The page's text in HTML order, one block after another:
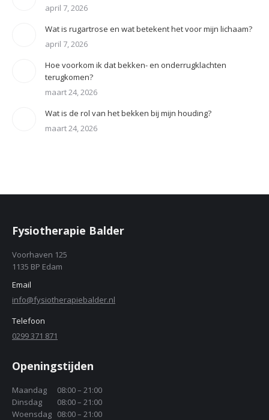
april 7, 2026
Wat is rugartrose en wat betekent het voor mijn lichaam?
april 7, 2026
Hoe voorkom ik dat bekken- en onderrugklachten
terugkomen?
maart 24, 2026
Wat is de rol van het bekken bij mijn houding?
maart 24, 2026
Fysiotherapie Balder
Voorhaven 125
1135 BP Edam
Email
info@fysiotherapiebalder.nl
Telefoon
0299 371 871
Openingstijden
Maandag
08:00 – 21:00
Dinsdag
08:00 – 21:00
Woensdag 08:00 – 21:00